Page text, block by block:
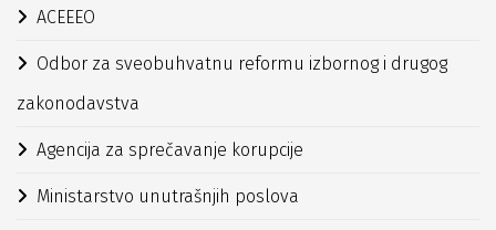
ACEEEO
Odbor za sveobuhvatnu reformu izbornog i drugog
zakonodavstva
Agencija za sprečavanje korupcije
Ministarstvo unutrašnjih poslova